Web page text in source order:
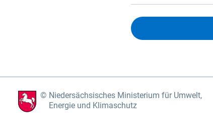
Niedersächsisches Ministerium für Umwelt,
Energie und Klimaschutz